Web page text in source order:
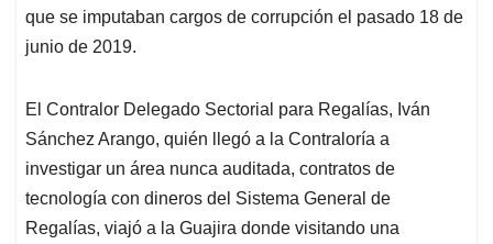
que se imputaban cargos de corrupción el pasado 18 de
junio de 2019.
El Contralor Delegado Sectorial para Regalías, Iván
Sánchez Arango, quién llegó a la Contraloría a
investigar un área nunca auditada, contratos de
tecnología con dineros del Sistema General de
Regalías, viajó a la Guajira donde visitando una